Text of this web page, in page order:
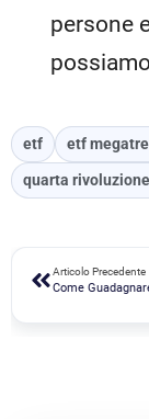
persone
etf etf
quarta
Articolo Precedente